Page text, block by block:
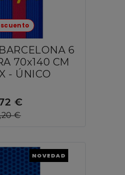
6
70x140 CM
- ÚNICO
€
€
NOVEDAD